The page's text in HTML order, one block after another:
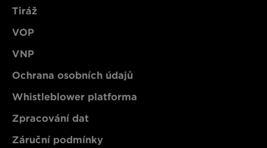
Tiráž
VOP
VNP
Ochrana osobních údajů
Whistleblower platforma
Zpracování dat
Záruční podmínky